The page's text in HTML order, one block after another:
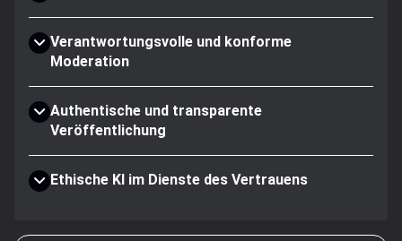
Verantwortungsvolle und konforme
Moderation
Authentische und transparente
Veröffentlichung
Ethische KI im Dienste des Vertrauens